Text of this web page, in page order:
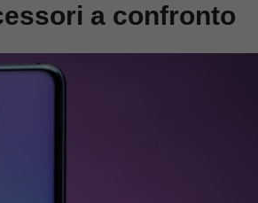
a confronto